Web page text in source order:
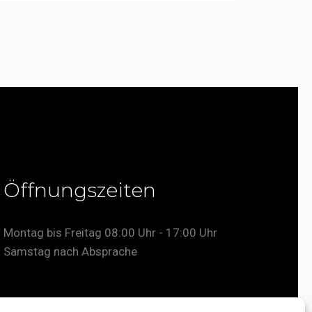
Öffnungszeiten
Montag bis Freitag 08:00 Uhr - 17:00 Uhr
Samstag nach Absprache